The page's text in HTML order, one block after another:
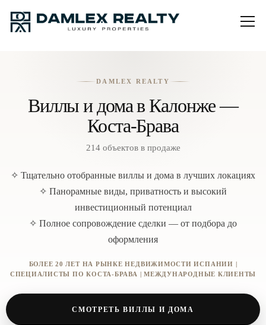
DAMLEX REALTY
Виллы и дома в Калонже —
Коста-Брава
214 объектов в продаже
✧ Тщательно отобранные виллы и дома в лучших локациях
✧ Панорамные виды, приватность и высокий
инвестиционный потенциал
✧ Полное сопровождение сделки — от подбора до
оформления
БОЛЕЕ 20 ЛЕТ НА РЫНКЕ НЕДВИЖИМОСТИ ИСПАНИИ |
СПЕЦИАЛИСТЫ ПО КОСТА-БРАВА | МЕЖДУНАРОДНЫЕ КЛИЕНТЫ
СМОТРЕТЬ ВИЛЛЫ И ДОМА